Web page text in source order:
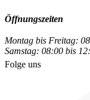
Öffnungszeiten
Montag bis Freitag:
Samstag: 08:00 bis
Folge uns